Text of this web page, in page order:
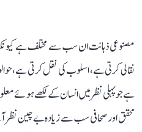
مصنوعی ذہانت ان سب سے مختلف ہے
نقالی کرتی ہے، اسلوب کی نقل کرتی ہے،
ہے جو پہلی نظر میں انسان کے لکھے ہوئے
محقق اور صحافی سب سے زیادہ بے چین نظر